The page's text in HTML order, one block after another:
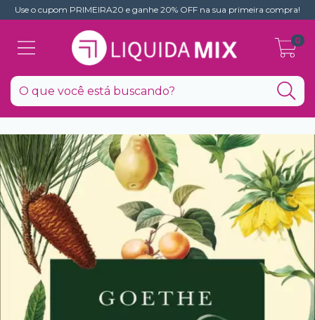
Use o cupom PRIMEIRA20 e ganhe 20% OFF na sua primeira compra!
0